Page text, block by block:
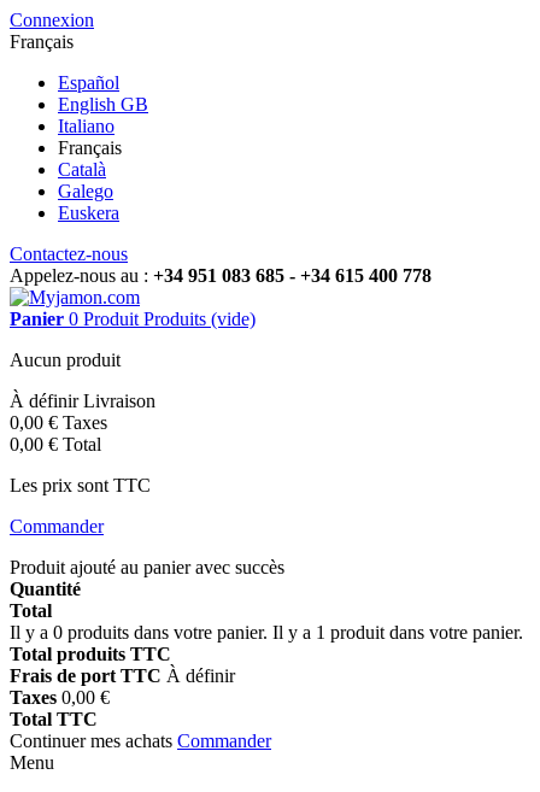
Connexion
Français
Español
English GB
Italiano
Français
Català
Galego
Euskera
Contactez-nous
Appelez-nous au : +34 951 083 685 - +34 615 400 778
Panier 0 Produit Produits (vide)
Aucun produit
À définirLivraison
0,00 € Taxes
0,00 € Total
Les prix sont TTC
Commander
Produit ajouté au panier avec succès
Quantité
Total
Il y a 0 produits dans votre panier. Il y a 1 produit dans votre panier.
Total produits TTC
Frais de port TTC À définir
Taxes 0,00 €
Total TTC
Continuer mes achats Commander
Menu